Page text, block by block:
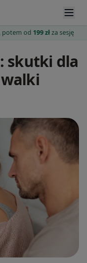
, potem od 199 złza sesję
skutki dla